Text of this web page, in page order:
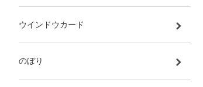
ウインドウカード
のぼり